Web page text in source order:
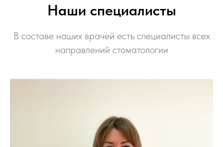
Наши специалисты
В составе наших врачей есть специалисты всех
направлений стоматологии